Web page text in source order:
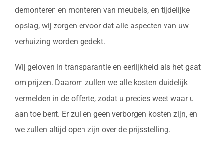
demonteren en monteren van meubels, en tijdelijke
opslag, wij zorgen ervoor dat alle aspecten van uw
verhuizing worden gedekt.
Wij geloven in transparantie en eerlijkheid als het gaat
om prijzen. Daarom zullen we alle kosten duidelijk
vermelden in de offerte, zodat u precies weet waar u
aan toe bent. Er zullen geen verborgen kosten zijn, en
we zullen altijd open zijn over de prijsstelling.